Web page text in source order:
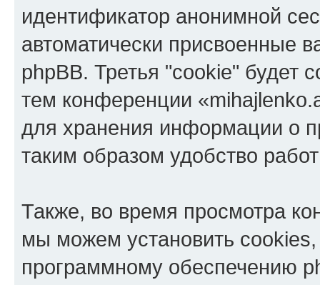
идентификатор анонимной
автоматически присвоенные
phpBB. Третья "cookie" будет
тем конференции
для хранения информации о
таким образом удобство
Также, во время просмотра
мы можем установить
программному обеспечению